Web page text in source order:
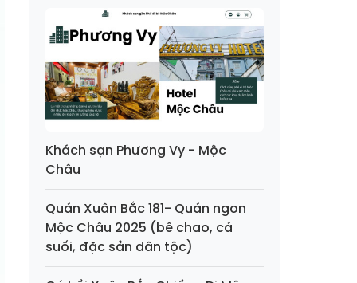
Khách sạn Phương Vy - Mộc
Châu
Quán Xuân Bắc 181- Quán ngon
Mộc Châu 2025 (bê chao, cá
suối, đặc sản dân tộc)